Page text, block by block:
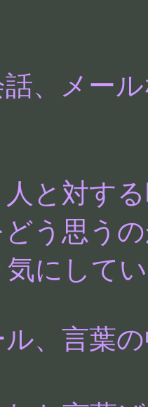
、メー
と対す
う思う
気にして
ル、言葉